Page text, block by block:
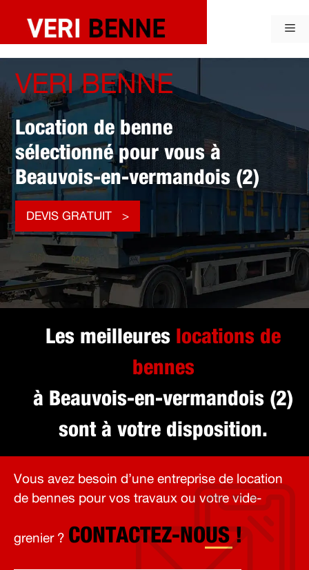
contenu
VERI BENNE
Location de benne
sélectionné pour vous à
Beauvois-en-vermandois (2)
DEVIS GRATUIT
Les meilleures locations de
bennes
à Beauvois-en-vermandois (2)
sont à votre disposition.
Vous avez besoin d’une entreprise de location
de bennes pour vos travaux ou votre vide-
grenier ? CONTACTEZ-NOUS !